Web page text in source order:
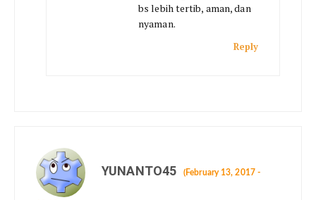
bs lebih tertib, aman, dan
nyaman.
Reply
YUNANTO45 (February 13, 2017 -